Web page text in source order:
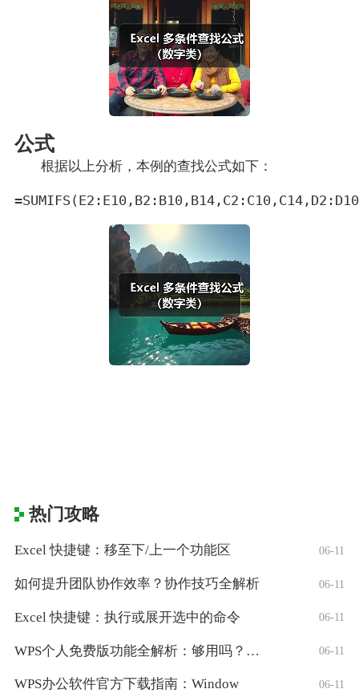
公式
根据以上分析，本例的查找公式如下：
热门攻略
Excel 快捷键：移至下/上一个功能区 06-11
如何提升团队协作效率？协作技巧全解析 06-11
Excel 快捷键：执行或展开选中的命令 06-11
WPS个人免费版功能全解析：够用吗？适合 06-11
WPS办公软件官方下载指南：Window 06-11